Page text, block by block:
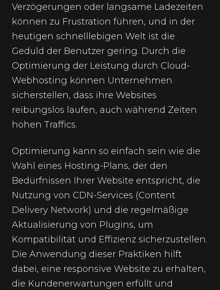
Verzögerungen oder langsame Ladezeiten
können zu Frustration führen, und in der
heutigen schnelllebigen Welt ist die
Geduld der Benutzer gering. Durch die
Optimierung der Leistung durch Cloud-
Webhosting können Unternehmen
sicherstellen, dass ihre Websites
reibungslos laufen, auch während Zeiten
hohen Traffics.
Optimierung kann so einfach sein wie die
Wahl eines Hosting-Plans, der den
Bedürfnissen Ihrer Website entspricht, die
Nutzung von CDN-Services (Content
Delivery Network) und die regelmäßige
Aktualisierung von Plugins, um
Kompatibilität und Effizienz sicherzustellen.
Die Anwendung dieser Praktiken hilft
dabei, eine responsive Website zu erhalten,
die Kundenerwartungen erfüllt und